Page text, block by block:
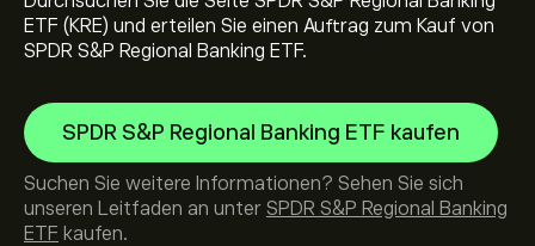
ETF (KRE) und erteilen Sie einen Auftrag zum Kauf von
SPDR S&P Regional Banking ETF.
SPDR S&P Regional Banking ETF kaufen
Suchen Sie weitere Informationen? Sehen Sie sich
unseren Leitfaden an unter SPDR S&P Regional Banking
ETF kaufen.